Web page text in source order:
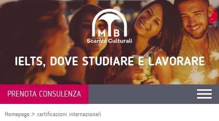
IELTS, DOVE STUDIARE E LAVORARE
PRENOTA CONSULENZA
Homepage > certificazioni internazionali